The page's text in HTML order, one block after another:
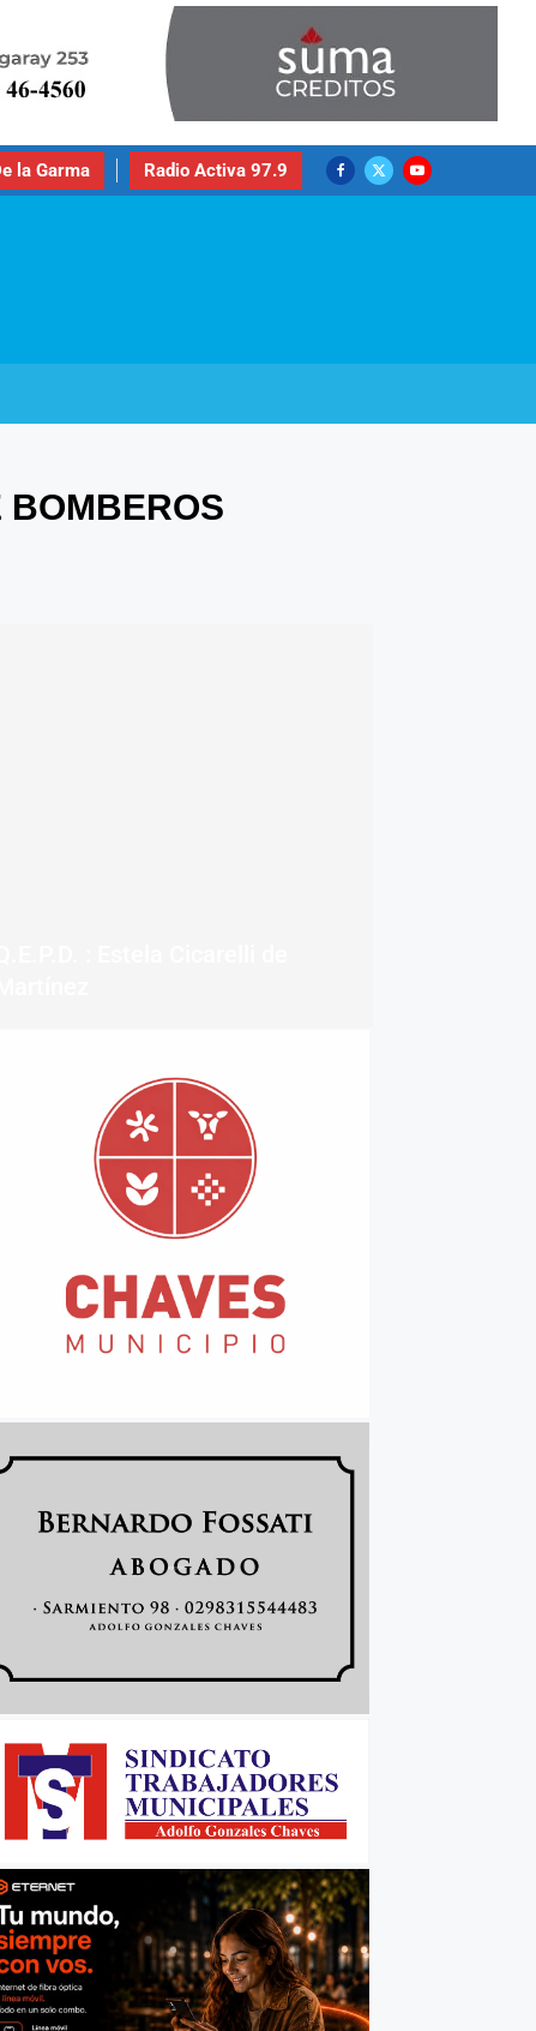
la Garma Radio Activa 97.9
BOMBEROS